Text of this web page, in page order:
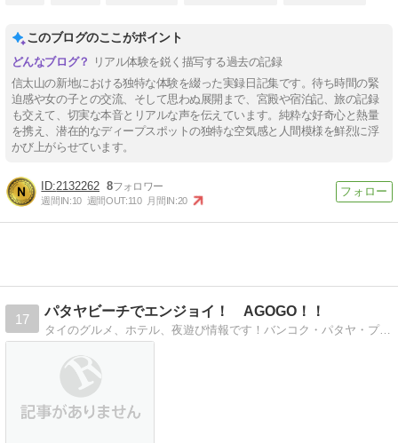
このブログのここがポイント
リアル体験を鋭く描写する過去の記録
信太山の新地における独特な体験を綴った実録日記集です。待ち時間の緊
迫感や女の子との交流、そして思わぬ展開まで、宮殿や宿泊記、旅の記録
も交えて、切実な本音とリアルな声を伝えています。純粋な好奇心と熱量
を携え、潜在的なディープスポットの独特な空気感と人間模様を鮮烈に浮
かび上がらせています。
2132262 8
週間IN:10 週間OUT:110 月間IN:20
17
パタヤビーチでエンジョイ！ AGOGO！！
タイのグルメ、ホテル、夜遊び情報です！バンコク・パタヤ・プーケット・チェンマイ・サムイ・クラビーなどのタイ情報！